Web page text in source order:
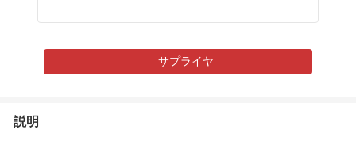
サプライヤ
説明